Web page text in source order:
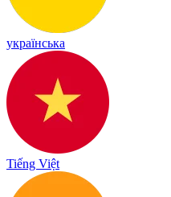
українська
Tiếng Việt